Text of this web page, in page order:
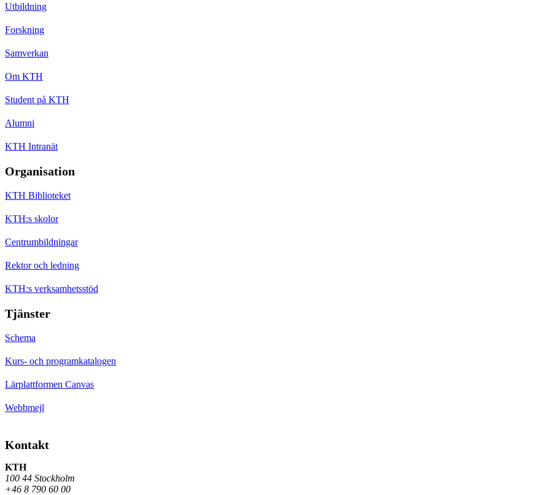
Utbildning
Forskning
Samverkan
Om KTH
Student på KTH
Alumni
KTH Intranät
Organisation
KTH Biblioteket
KTH:s skolor
Centrumbildningar
Rektor och ledning
KTH:s verksamhetsstöd
Tjänster
Schema
Kurs- och programkatalogen
Lärplattformen Canvas
Webbmejl
Kontakt
KTH
100 44 Stockholm
+46 8 790 60 00